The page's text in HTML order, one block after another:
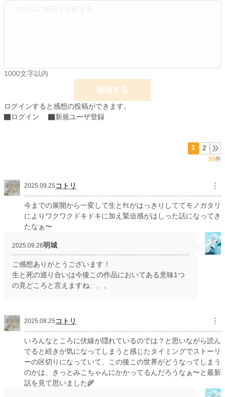
1000文字以内
送信する
ログインすると感想の投稿ができます。
ログイン
新規ユーザ登録
1 2
39件
2025.09.25 コトリ ︙
今までの展開から一変して生とﾀﾋがはっきりしててモノガタリ
によりワクワクドキドキに加え緊迫感がはしった話になってき
たなぁ〜
2025.09.26明城
ご感想ありがとうございます！
生と死の巡り合いは今後この作品においてある意味1つ
の見どころと言えますね、、、
2025.08.25 コトリ ︙
いろんなところに伏線が隠れているのでは？と思いながら読ん
でると続きが気になってしまうと感じたタイミングでストーリ
ーの区切りになっていて、この後この世界がどうなってしまう
のかは、きっとみこちゃんにかかってるんだろうなぁ〜と最新
話を見て思いました🌾